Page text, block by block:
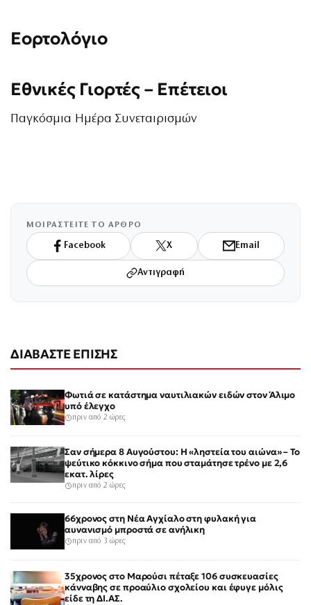
Εορτολόγιο
Εθνικές Γιορτές – Επέτειοι
Παγκόσμια Ημέρα Συνεταιρισμών
ΜΟΙΡΑΣΤΕΙΤΕ ΤΟ ΑΡΘΡΟ
Facebook X Email
Αντιγραφή
ΔΙΑΒΑΣΤΕ ΕΠΙΣΗΣ
Φωτιά σε κατάστημα ναυτιλιακών ειδών στον Άλιμο
υπό έλεγχο
πριν από 2 ώρες
Σαν σήμερα 8 Αυγούστου: Η «ληστεία του αιώνα» – Το
ψεύτικο κόκκινο σήμα που σταμάτησε τρένο με 2,6
εκατ. λίρες
πριν από 2 ώρες
66χρονος στη Νέα Αγχίαλο στη φυλακή για
αυνανισμό μπροστά σε ανήλικη
πριν από 3 ώρες
35χρονος στο Μαρούσι πέταξε 106 συσκευασίες
κάνναβης σε προαύλιο σχολείου και έφυγε μόλις
είδε τη ΔΙ.ΑΣ.